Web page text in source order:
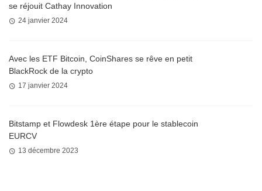
se réjouit Cathay Innovation
24 janvier 2024
Avec les ETF Bitcoin, CoinShares se rêve en petit
BlackRock de la crypto
17 janvier 2024
Bitstamp et Flowdesk 1ère étape pour le stablecoin
EURCV
13 décembre 2023